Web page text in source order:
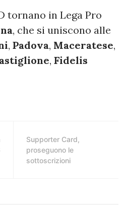
tornano in Lega Pro
, che si uniscono alle
, Padova, Maceratese,
, Fidelis
Supporter Card,
proseguono le
sottoscrizioni